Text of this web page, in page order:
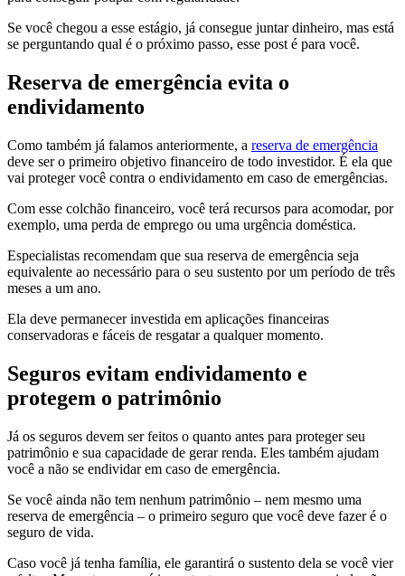
Se você chegou a esse estágio, já consegue juntar dinheiro, mas está
se perguntando qual é o próximo passo, esse post é para você.
Reserva de emergência evita o
endividamento
Como também já falamos anteriormente, a reserva de emergência
deve ser o primeiro objetivo financeiro de todo investidor. É ela que
vai proteger você contra o endividamento em caso de emergências.
Com esse colchão financeiro, você terá recursos para acomodar, por
exemplo, uma perda de emprego ou uma urgência doméstica.
Especialistas recomendam que sua reserva de emergência seja
equivalente ao necessário para o seu sustento por um período de três
meses a um ano.
Ela deve permanecer investida em aplicações financeiras
conservadoras e fáceis de resgatar a qualquer momento.
Seguros evitam endividamento e
protegem o patrimônio
Já os seguros devem ser feitos o quanto antes para proteger seu
patrimônio e sua capacidade de gerar renda. Eles também ajudam
você a não se endividar em caso de emergência.
Se você ainda não tem nenhum patrimônio – nem mesmo uma
reserva de emergência – o primeiro seguro que você deve fazer é o
seguro de vida.
Caso você já tenha família, ele garantirá o sustento dela se você vier